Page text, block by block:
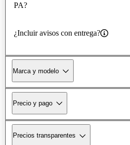
PA?
¿Incluir avisos con entrega?
Marca y modelo
Precio y pago
Precios transparentes